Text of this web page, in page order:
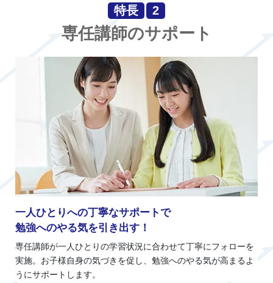
特長 2
専任講師のサポート
一人ひとりへの丁寧なサポートで
勉強へのやる気を引き出す！
専任講師が一人ひとりの学習状況に合わせて丁寧にフォローを
実施。お子様自身の気づきを促し、勉強へのやる気が高まるよ
うにサポートします。